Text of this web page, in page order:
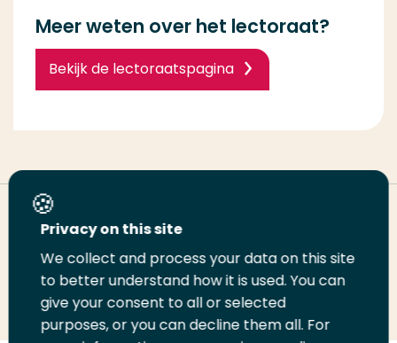
Meer weten over het lectoraat?
Bekijk de lectoraatspagina
Deel deze pagina
DeelDeel
op
Deel
op
Email
deze
Print
deze
Privacy on this site
We collect and process your data on this site
to better understand how it is used. You can
give your consent to all or selected
purposes, or you can decline them all. For